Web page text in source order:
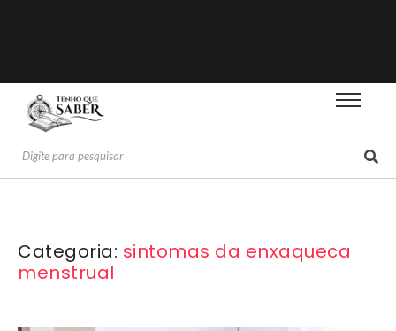
Categoria: sintomas da enxaqueca
menstrual